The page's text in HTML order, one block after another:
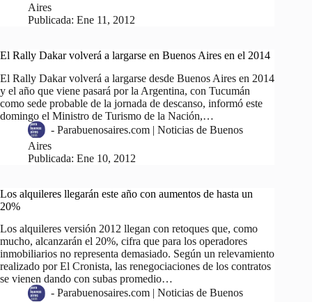
Aires
Publicada: Ene 11, 2012
El Rally Dakar volverá a largarse en Buenos Aires en el 2014
El Rally Dakar volverá a largarse desde Buenos Aires en 2014
y el año que viene pasará por la Argentina, con Tucumán
como sede probable de la jornada de descanso, informó este
domingo el Ministro de Turismo de la Nación,…
- Parabuenosaires.com | Noticias de Buenos
Aires
Publicada: Ene 10, 2012
Los alquileres llegarán este año con aumentos de hasta un
20%
Los alquileres versión 2012 llegan con retoques que, como
mucho, alcanzarán el 20%, cifra que para los operadores
inmobiliarios no representa demasiado. Según un relevamiento
realizado por El Cronista, las renegociaciones de los contratos
se vienen dando con subas promedio…
- Parabuenosaires.com | Noticias de Buenos